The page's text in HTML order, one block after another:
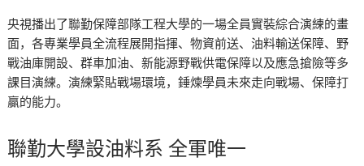
央視播出了聯勤保障部隊工程大學的一場全員實裝綜合演練的畫
面，各專業學員全流程展開指揮、物資前送、油料輸送保障、野
戰油庫開設、群車加油、新能源野戰供電保障以及應急搶險等多
課目演練。演練緊貼戰場環境，錘煉學員未來走向戰場、保障打
贏的能力。
聯勤大學設油料系 全軍唯一